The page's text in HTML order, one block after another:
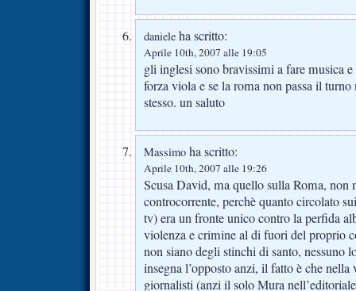
daniele ha scritto:
Aprile 10th, 2007 alle 19:05
gli inglesi sono bravissimi a fare musica
forza viola e se la roma non passa il
stesso. un saluto
Massimo ha scritto:
Aprile 10th, 2007 alle 19:26
Scusa David, ma quello sulla Roma, non
controcorrente, perchè quanto circolato
tv) era un fronte unico contro la perfida
violenza e crimine al di fuori del proprio
non siano degli stinchi di santo, nessuno
insegna l’opposto anzi, il fatto è che
giornalisti (anzi il solo Mura